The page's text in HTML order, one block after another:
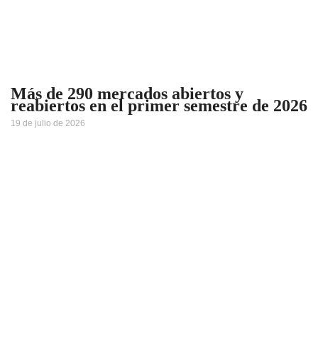
Más de 290 mercados abiertos y
reabiertos en el primer semestre de 2026
19 de julio de 2026